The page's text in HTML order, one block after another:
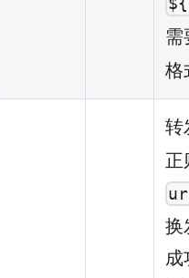
需
格
转
正
换
成